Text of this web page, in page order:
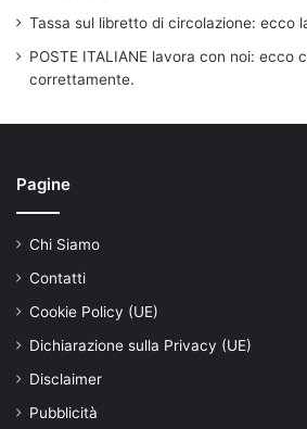
Tassa sul libretto di circolazione: ecco
POSTE ITALIANE lavora con noi: ecco
correttamente.
Pagine
Chi Siamo
Contatti
Cookie Policy (UE)
Dichiarazione sulla Privacy (UE)
Disclaimer
Pubblicità